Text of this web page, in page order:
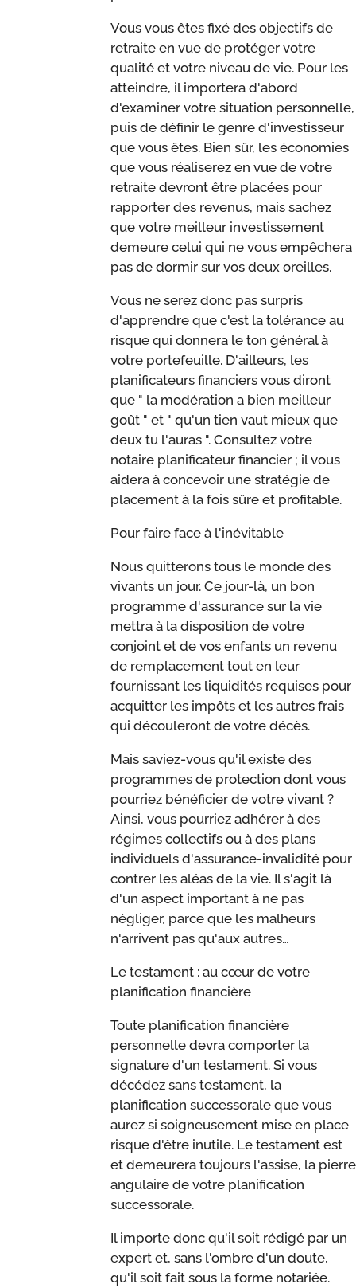
Vous vous êtes fixé des objectifs de
retraite en vue de protéger votre
qualité et votre niveau de vie. Pour les
atteindre, il importera d'abord
d'examiner votre situation personnelle,
puis de définir le genre d'investisseur
que vous êtes. Bien sûr, les économies
que vous réaliserez en vue de votre
retraite devront être placées pour
rapporter des revenus, mais sachez
que votre meilleur investissement
demeure celui qui ne vous empêchera
pas de dormir sur vos deux oreilles.
Vous ne serez donc pas surpris
d'apprendre que c'est la tolérance au
risque qui donnera le ton général à
votre portefeuille. D'ailleurs, les
planificateurs financiers vous diront
que " la modération a bien meilleur
goût " et " qu'un tien vaut mieux que
deux tu l'auras ". Consultez votre
notaire planificateur financier ; il vous
aidera à concevoir une stratégie de
placement à la fois sûre et profitable.
Pour faire face à l'inévitable
Nous quitterons tous le monde des
vivants un jour. Ce jour-là, un bon
programme d'assurance sur la vie
mettra à la disposition de votre
conjoint et de vos enfants un revenu
de remplacement tout en leur
fournissant les liquidités requises pour
acquitter les impôts et les autres frais
qui découleront de votre décès.
Mais saviez-vous qu'il existe des
programmes de protection dont vous
pourriez bénéficier de votre vivant ?
Ainsi, vous pourriez adhérer à des
régimes collectifs ou à des plans
individuels d'assurance-invalidité pour
contrer les aléas de la vie. Il s'agit là
d'un aspect important à ne pas
négliger, parce que les malheurs
n'arrivent pas qu'aux autres…
Le testament : au cœur de votre
planification financière
Toute planification financière
personnelle devra comporter la
signature d'un testament. Si vous
décédez sans testament, la
planification successorale que vous
aurez si soigneusement mise en place
risque d'être inutile. Le testament est
et demeurera toujours l'assise, la pierre
angulaire de votre planification
successorale.
Il importe donc qu'il soit rédigé par un
expert et, sans l'ombre d'un doute,
qu'il soit fait sous la forme notariée.